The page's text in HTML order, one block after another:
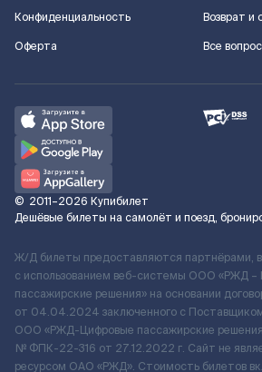
Конфиденциальность
Оферта
Возврат и
Все
© 2011–2026 Купибилет
Дешёвые билеты на самолёт и поезд,
Ж/Д билеты предоставляются партнёрами,
с использованием веб-системы ООО «РЖД –
пассажирские решения» на основании
от 04.04.2024 заключенного с Поставщиком
ООО «РЖД-Цифровые пассажирские
№ ФПК-22-316 от 27.12.2022 г. Сайт не
ресурсом ОАО «РЖД». Стоимость билетов